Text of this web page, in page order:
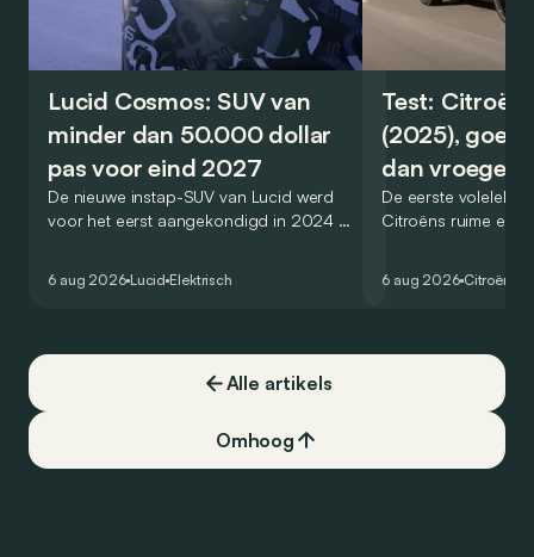
Lucid Cosmos: SUV van
minder dan 50.000 dollar
pas voor eind 2027
De nieuwe instap-SUV van Lucid werd
voor het eerst aangekondigd in 2024 en
constructeur vervoegen.
6 aug 2026 Lucid Elektrisch
Test: Citroën
(2025), goed
dan vroeger
De eerste
Citroëns ruime en
dat ook gelukt?
6 aug 2026 Citroën
Alle artikels
Omhoog